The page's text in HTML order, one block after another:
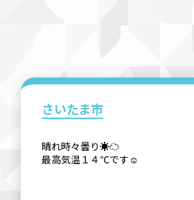
さいたま市
晴れ時々曇り☀☁
最高気温１４℃です☺